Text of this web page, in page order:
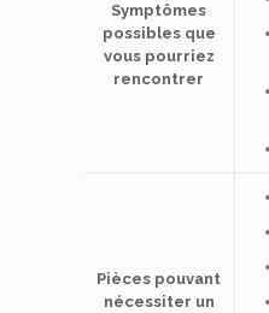
Symptômes
possibles que
vous pourriez
rencontrer
Pièces pouvant
nécessiter un